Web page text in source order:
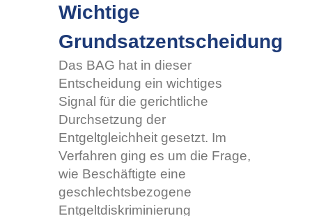
Wichtige
Grundsatzentscheidung
Das BAG hat in dieser
Entscheidung ein wichtiges
Signal für die gerichtliche
Durchsetzung der
Entgeltgleichheit gesetzt. Im
Verfahren ging es um die Frage,
wie Beschäftigte eine
geschlechtsbezogene
Entgeltdiskriminierung